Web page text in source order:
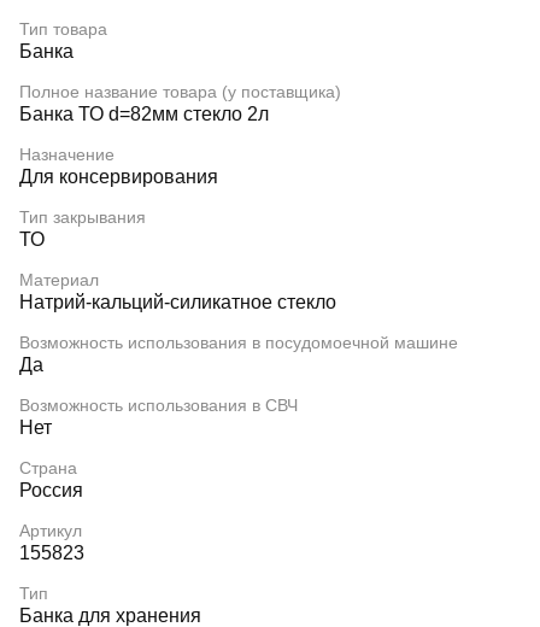
Тип товара
Банка
Полное название товара (у поставщика)
Банка ТО d=82мм стекло 2л
Назначение
Для консервирования
Тип закрывания
ТО
Материал
Натрий-кальций-силикатное стекло
Возможность использования в посудомоечной машине
Да
Возможность использования в СВЧ
Нет
Страна
Россия
Артикул
155823
Тип
Банка для хранения